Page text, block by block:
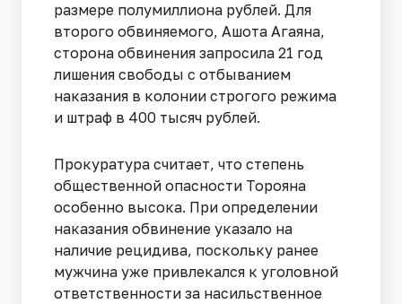
размере полумиллиона рублей. Для
второго обвиняемого, Ашота Агаяна,
сторона обвинения запросила 21 год
лишения свободы с отбыванием
наказания в колонии строгого режима
и штраф в 400 тысяч рублей.
Прокуратура считает, что степень
общественной опасности Торояна
особенно высока. При определении
наказания обвинение указало на
наличие рецидива, поскольку ранее
мужчина уже привлекался к уголовной
ответственности за насильственное